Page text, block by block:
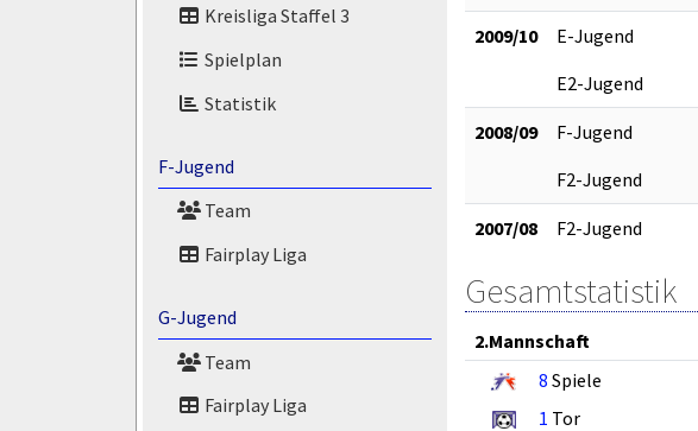
Kreisliga Staffel 3
Spielplan
Statistik
F-Jugend
Team
Fairplay Liga
G-Jugend
Team
Fairplay Liga
2009/10 E-Jugend
E2-Jugend
2008/09 F-Jugend
F2-Jugend
2007/08 F2-Jugend
Gesamtstatistik
2.Mannschaft
8 Spiele
1 Tor